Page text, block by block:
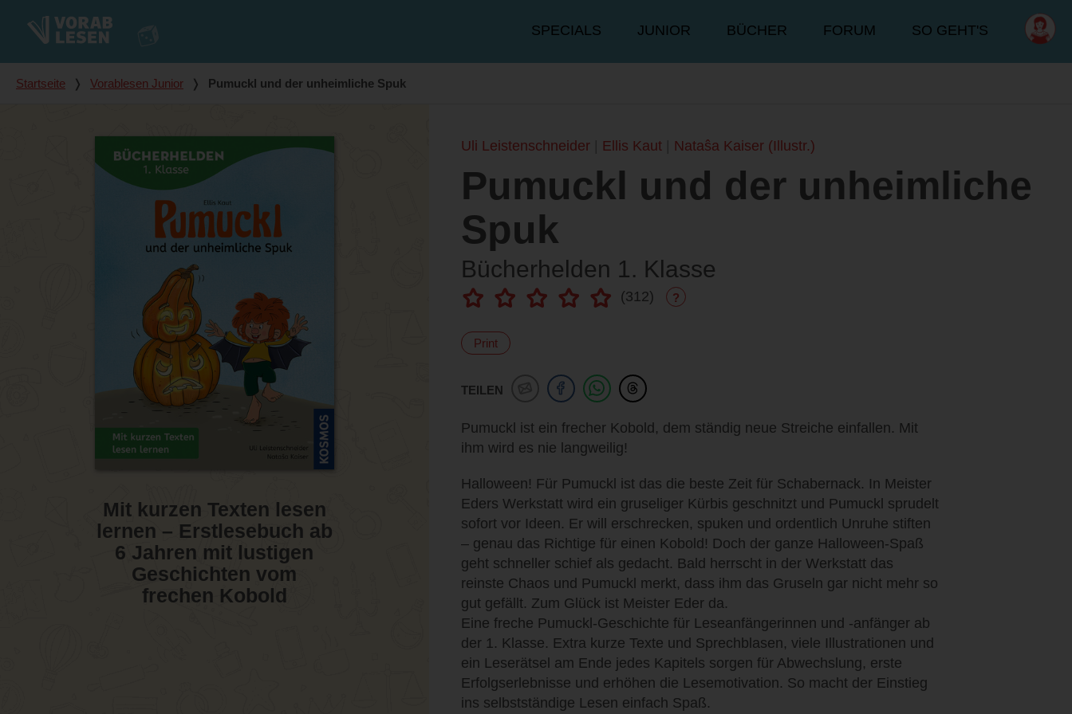
Hauptmenü
SPECIALS JUNIOR BÜCHER FORUM SO GEHT'S
Du bist hier
Startseite ❭ Vorablesen Junior ❭ Pumuckl und der unheimliche Spuk
Mit kurzen Texten lesen
lernen – Erstlesebuch ab
6 Jahren mit lustigen
Geschichten vom
frechen Kobold
Uli Leistenschneider Ellis Kaut Nataŝa Kaiser (Illustr.)
Pumuckl und der unheimliche
Spuk
Bücherhelden 1. Klasse
(312) ?
Print
TEILEN
Pumuckl ist ein frecher Kobold, dem ständig neue Streiche einfallen. Mit
ihm wird es nie langweilig!
Halloween! Für Pumuckl ist das die beste Zeit für Schabernack. In Meister
Eders Werkstatt wird ein gruseliger Kürbis geschnitzt und Pumuckl sprudelt
sofort vor Ideen. Er will erschrecken, spuken und ordentlich Unruhe stiften
– genau das Richtige für einen Kobold! Doch der ganze Halloween-Spaß
geht schneller schief als gedacht. Bald herrscht in der Werkstatt das
reinste Chaos und Pumuckl merkt, dass ihm das Gruseln gar nicht mehr so
gut gefällt. Zum Glück ist Meister Eder da.
Eine freche Pumuckl-Geschichte für Leseanfängerinnen und -anfänger ab
der 1. Klasse. Extra kurze Texte und Sprechblasen, viele Illustrationen und
ein Leserätsel am Ende jedes Kapitels sorgen für Abwechslung, erste
Erfolgserlebnisse und erhöhen die Lesemotivation. So macht der Einstieg
ins selbstständige Lesen einfach Spaß.